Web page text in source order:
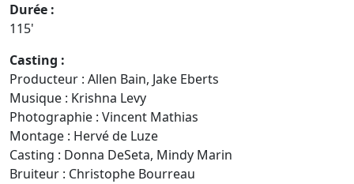
Durée :
115'
Casting :
Producteur : Allen Bain, Jake Eberts
Musique : Krishna Levy
Photographie : Vincent Mathias
Montage : Hervé de Luze
Casting : Donna DeSeta, Mindy Marin
Bruiteur : Christophe Bourreau